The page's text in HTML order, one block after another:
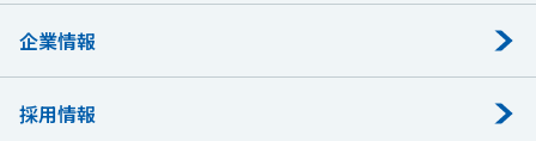
企業情報
採用情報